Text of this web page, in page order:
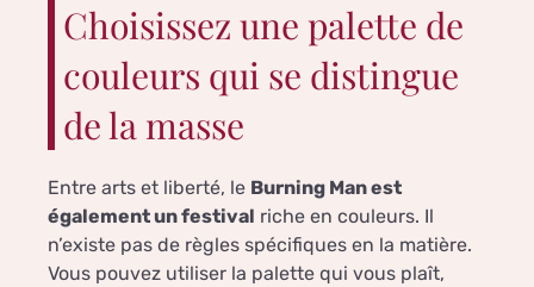
Choisissez une palette de
couleurs qui se distingue
de la masse
Entre arts et liberté, le Burning Man est
également un festival riche en couleurs. Il
n’existe pas de règles spécifiques en la matière.
Vous pouvez utiliser la palette qui vous plaît,